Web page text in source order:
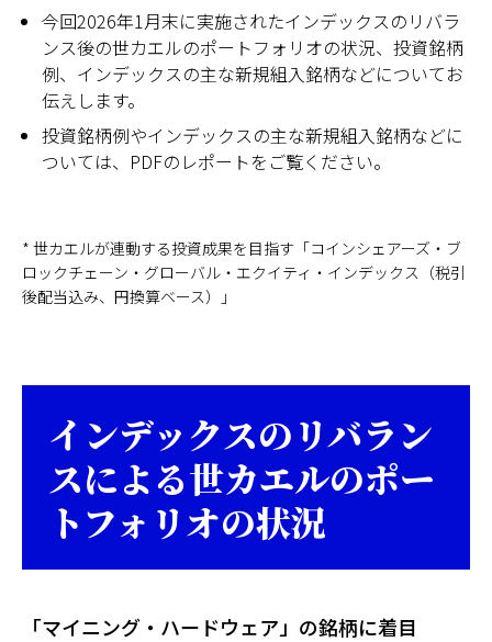
今回2026年1月末に実施されたインデックスのリバラ
ンス後の世カエルのポートフォリオの状況、投資銘柄
例、インデックスの主な新規組入銘柄などについてお
伝えします。
投資銘柄例やインデックスの主な新規組入銘柄などに
ついては、PDFのレポートをご覧ください。
* 世カエルが連動する投資成果を目指す「コインシェアーズ・ブ
ロックチェーン・グローバル・エクイティ・インデックス（税引
後配当込み、円換算ベース）」
インデックスのリバラン
スによる世カエルのポー
トフォリオの状況
「マイニング・ハードウェア」の銘柄に着目